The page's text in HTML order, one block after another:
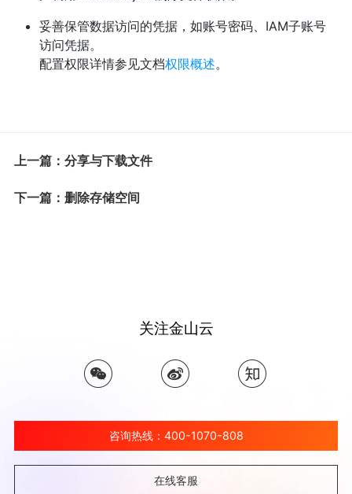
妥善保管数据访问的凭据，如账号密码、IAM子账号
访问凭据。
配置权限详情参见文档权限概述。
上一篇：分享与下载文件
下一篇：删除存储空间
关注金山云
咨询热线：400-1070-808
在线客服